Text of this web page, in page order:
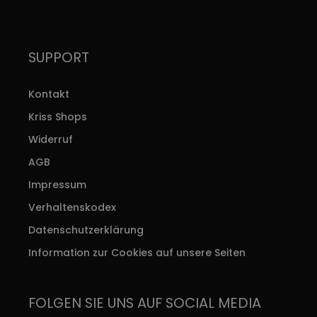
SUPPORT
Kontakt
Kriss Shops
Widerruf
AGB
Impressum
Verhaltenskodex
Datenschutzerklärung
Information zur Cookies auf unsere Seiten
FOLGEN SIE UNS AUF SOCIAL MEDIA